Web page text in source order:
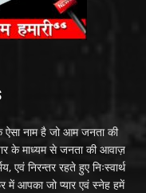
नाम है जो आम जनता की
के माध्यम से जनता की आवाज़
एवं निरन्तर रहते हुए निःस्वार्थ
में आपका जो प्यार एवं स्नेह हमें